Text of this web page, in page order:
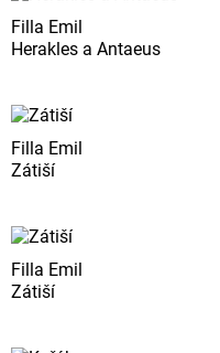
Filla Emil
Herakles a Antaeus
Filla Emil
Zátiší
Filla Emil
Zátiší